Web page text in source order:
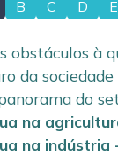
B C D E
obstáculos à
da sociedade
do
na
na indústria